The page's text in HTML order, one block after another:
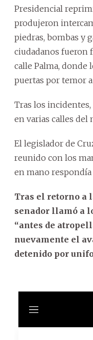
Presidencial
produjeron
piedras, bombas y
ciudadanos fueron
calle Palma, donde
puertas por temor
Tras los
en varias calles del
El legislador de
reunido con los
en mano respondía
Tras el retorno a
senador llamó a
“antes de
nuevamente el
detenido por